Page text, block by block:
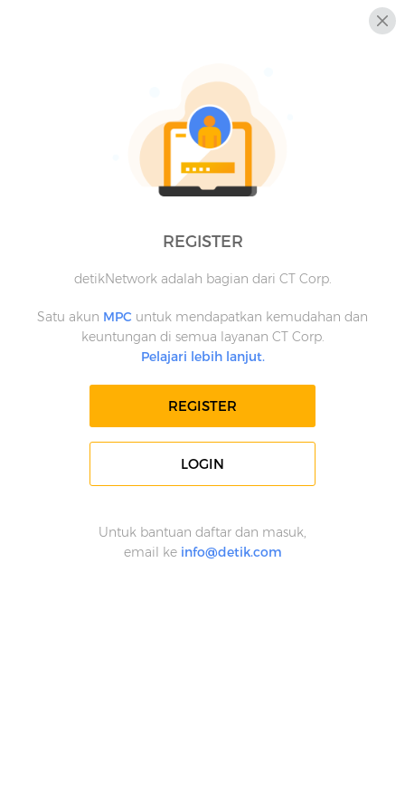
REGISTER
detikNetwork adalah bagian dari CT Corp.
Satu akun MPC untuk mendapatkan kemudahan dan
keuntungan di semua layanan CT Corp.
Pelajari lebih lanjut.
REGISTER
LOGIN
Untuk bantuan daftar dan masuk,
email ke info@detik.com